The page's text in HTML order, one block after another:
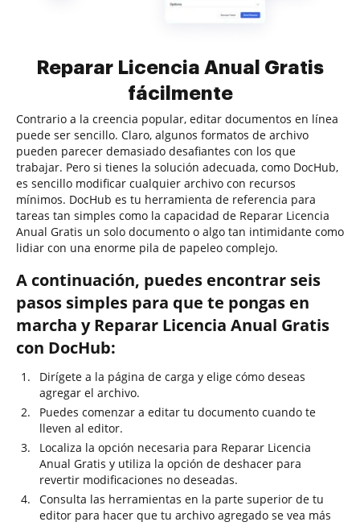
Reparar Licencia Anual Gratis
fácilmente
Contrario a la creencia popular, editar documentos en línea
puede ser sencillo. Claro, algunos formatos de archivo
pueden parecer demasiado desafiantes con los que
trabajar. Pero si tienes la solución adecuada, como DocHub,
es sencillo modificar cualquier archivo con recursos
mínimos. DocHub es tu herramienta de referencia para
tareas tan simples como la capacidad de Reparar Licencia
Anual Gratis un solo documento o algo tan intimidante como
lidiar con una enorme pila de papeleo complejo.
A continuación, puedes encontrar seis
pasos simples para que te pongas en
marcha y Reparar Licencia Anual Gratis
con DocHub:
Dirígete a la página de carga y elige cómo deseas
agregar el archivo.
Puedes comenzar a editar tu documento cuando te
lleven al editor.
Localiza la opción necesaria para Reparar Licencia
Anual Gratis y utiliza la opción de deshacer para
revertir modificaciones no deseadas.
Consulta las herramientas en la parte superior de tu
editor para hacer que tu archivo agregado se vea más